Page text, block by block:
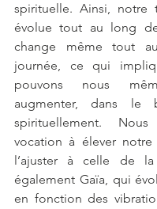
spirituelle. Ainsi, notre
évolue tout au long
change même tout
journée, ce qui
pouvons nous
augmenter, dans le
spirituellement.
vocation à élever
l’ajuster à celle de
également Gaïa, qui
en fonction des